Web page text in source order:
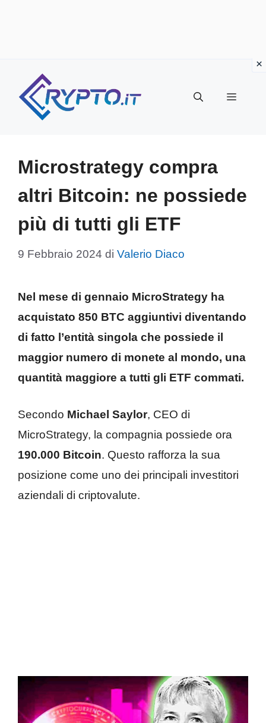
contenuto
Menu
Microstrategy compra
altri Bitcoin: ne possiede
più di tutti gli ETF
9 Febbraio 2024 di Valerio Diaco
Nel mese di gennaio MicroStrategy ha
acquistato 850 BTC aggiuntivi diventando
di fatto l’entità singola che possiede il
maggior numero di monete al mondo, una
quantità maggiore a tutti gli ETF commati.
Secondo Michael Saylor, CEO di
MicroStrategy, la compagnia possiede ora
190.000 Bitcoin. Questo rafforza la sua
posizione come uno dei principali investitori
aziendali di criptovalute.